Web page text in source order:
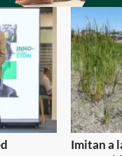
Imitan a